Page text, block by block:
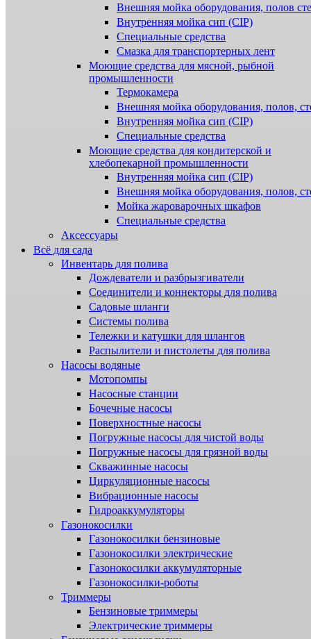
Внешняя мойка оборудования, полов
Внутренняя мойка сип (CIP)
Специальные средства
Смазка для транспортерных лент
Моющие средства для мясной, рыбной
промышленности
Термокамера
Внешняя мойка оборудования, полов,
Внутренняя мойка сип (CIP)
Специальные средства
Моющие средства для кондитерской и
хлебопекарной промышленности
Внутренняя мойка сип (CIP)
Внешняя мойка оборудования, полов,
Мойка жароварочных шкафов
Специальные средства
Аксессуары
Всё для сада
Инвентарь для полива
Дождеватели и разбрызгиватели
Соединители и коннекторы для полива
Садовые шланги
Системы полива
Тележки и катушки для шлангов
Распылители и пистолеты для полива
Насосы водяные
Мотопомпы
Насосные станции
Бочечные насосы
Поверхностные насосы
Погружные насосы для чистой воды
Погружные насосы для грязной воды
Скважинные насосы
Циркуляционные насосы
Вибрационные насосы
Гидроаккумуляторы
Газонокосилки
Газонокосилки бензиновые
Газонокосилки электрические
Газонокосилки аккумуляторные
Газонокосилки-роботы
Триммеры
Бензиновые триммеры
Электрические триммеры